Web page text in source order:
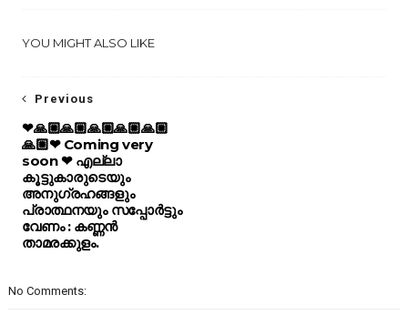
YOU MIGHT ALSO LIKE
Previous
❤🙏🏼🙏🏼🙏🏼🙏🏼🙏🏼
🙏🏼❤ Coming very
soon ❤ എല്ലാ
കൂട്ടുകാരുടെയും
അനുഗ്രഹങ്ങളും
പ്രാത്ഥനയും സപ്പോർട്ടും
വേണം : കണ്ണൻ
താമരക്കുളം.
No Comments: